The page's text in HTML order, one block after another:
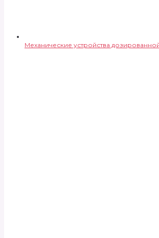
Механические устройства